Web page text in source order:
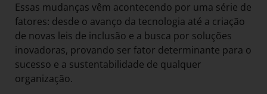
Essas mudanças vêm acontecendo por uma série de
fatores: desde o avanço da tecnologia até a criação
de novas leis de inclusão e a busca por soluções
inovadoras, provando ser fator determinante para o
sucesso e a sustentabilidade de qualquer
organização.